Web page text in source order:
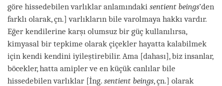
göre hissedebilen varlıklar anlamındaki sentient beings’den
farklı olarak, çn.] varlıkların bile varolmaya hakkı vardır.
Eğer kendilerine karşı olumsuz bir güç kullanılırsa,
kimyasal bir tepkime olarak çiçekler hayatta kalabilmek
için kendi kendini iyileştirebilir. Ama [dahası], biz insanlar,
böcekler, hatta amipler ve en küçük canlılar bile
hissedebilen varlıklar [İng. sentient beings, çn.] olarak